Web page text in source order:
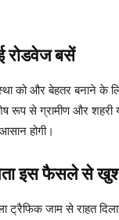
रोडवेज बसें
को और बेहतर बनाने के
से ग्रामीण और शहरी
होगी।
इस फैसले से खुश
ट्रैफिक जाम से राहत